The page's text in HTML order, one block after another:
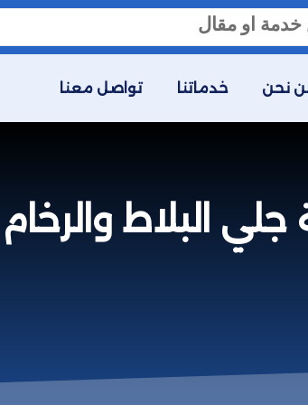
نحن خدماتنا تواصل معنا
البلاط والرخام